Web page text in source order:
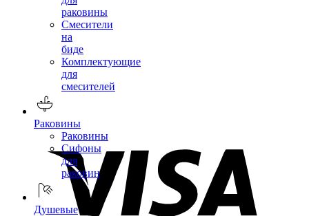
раковины
Смесители
на
биде
Комплектующие
для
смесителей
Раковины
Раковины
Сифоны
для
раковин
Душевые